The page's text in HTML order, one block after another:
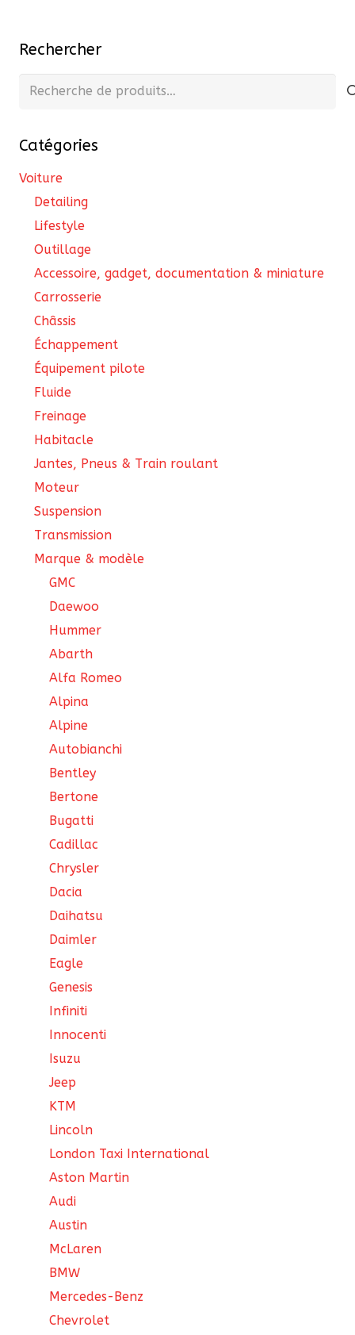
choisies
sur
Rechercher
Recherche
Catégories
Voiture
Detailing
Lifestyle
Outillage
Accessoire, gadget, documentation & miniature
Carrosserie
Châssis
Échappement
Équipement pilote
Fluide
Freinage
Habitacle
Jantes, Pneus & Train roulant
Moteur
Suspension
Transmission
Marque & modèle
GMC
Daewoo
Hummer
Abarth
Alfa Romeo
Alpina
Alpine
Autobianchi
Bentley
Bertone
Bugatti
Cadillac
Chrysler
Dacia
Daihatsu
Daimler
Eagle
Genesis
Infiniti
Innocenti
Isuzu
Jeep
KTM
Lincoln
London Taxi International
Aston Martin
Audi
Austin
McLaren
BMW
Mercedes-Benz
Chevrolet